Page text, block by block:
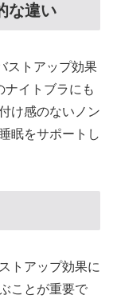
な違い
ストアップ効果
ナイトブラにも
け感のないノン
眠をサポートし
トアップ効果に
ことが重要で